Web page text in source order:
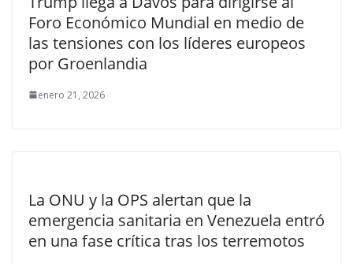
Foro Económico Mundial en medio de
las tensiones con los líderes europeos
por Groenlandia
enero 21, 2026
La ONU y la OPS alertan que la
emergencia sanitaria en Venezuela entró
en una fase crítica tras los terremotos